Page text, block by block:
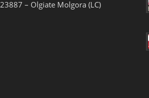
23887 – Olgiate Molgora (LC)